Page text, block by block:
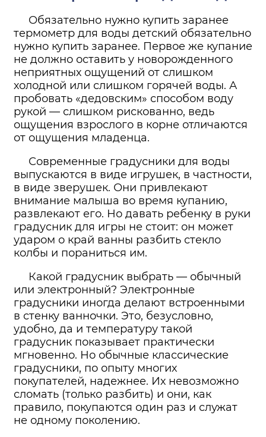
Обязательно нужно купить заранее
термометр для воды детский обязательно
нужно купить заранее. Первое же купание
не должно оставить у новорожденного
неприятных ощущений от слишком
холодной или слишком горячей воды. А
пробовать «дедовским» способом воду
рукой — слишком рискованно, ведь
ощущения взрослого в корне отличаются
от ощущения младенца.
Современные градусники для воды
выпускаются в виде игрушек, в частности,
в виде зверушек. Они привлекают
внимание малыша во время купанию,
развлекают его. Но давать ребенку в руки
градусник для игры не стоит: он может
ударом о край ванны разбить стекло
колбы и пораниться им.
Какой градусник выбрать — обычный
или электронный? Электронные
градусники иногда делают встроенными
в стенку ванночки. Это, безусловно,
удобно, да и температуру такой
градусник показывает практически
мгновенно. Но обычные классические
градусники, по опыту многих
покупателей, надежнее. Их невозможно
сломать (только разбить) и они, как
правило, покупаются один раз и служат
не одному поколению.